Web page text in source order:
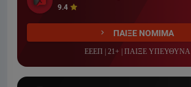
9.4
ΠΑΙΞΕ ΝΟΜΙΜΑ
ΕΕΕΠ | 21+ | ΠΑΙΞΕ ΥΠΕΥΘΥΝΑ